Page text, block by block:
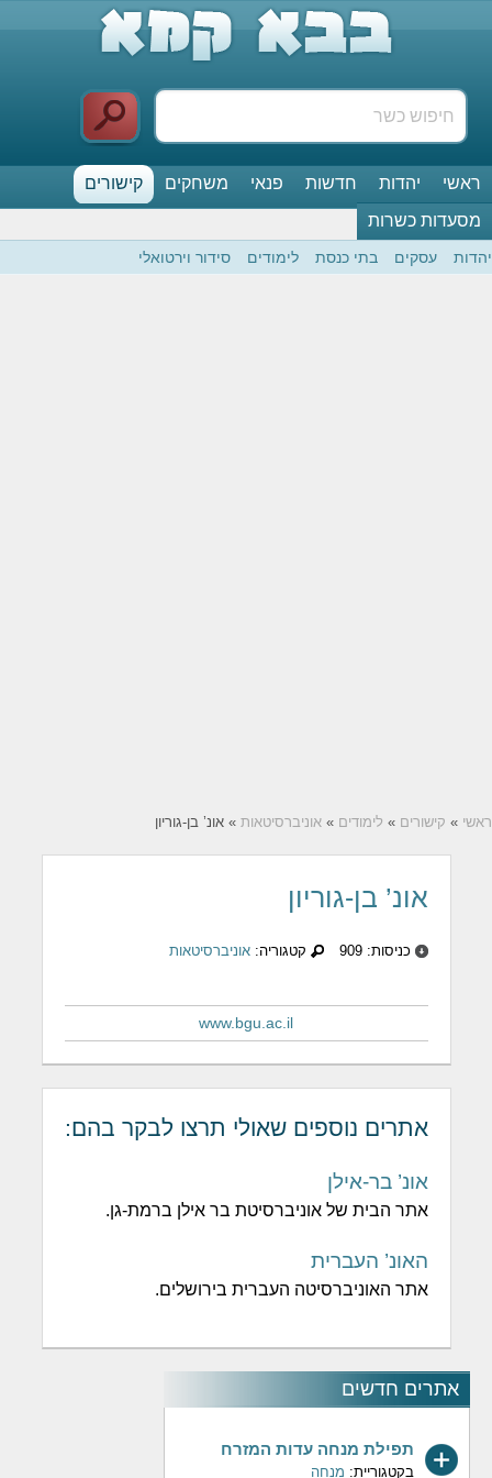
ראשי יהדות חדשות פנאי משחקים
קישורים
מסעדות כשרות
יהדות עסקים בתי כנסת לימודים סידור וירטואלי
ראשי » קישורים » לימודים » אוניברסיטאות » אונ’ בן-גוריון
אתרים חדשים
תפילת מנחה עדות המזרח
בקטגוריית: מנחה
אונ’ בן-גוריון
כניסות: 909 קטגוריה:אוניברסיטאות
www.bgu.ac.il
אתרים נוספים שאולי תרצו לבקר בהם:
אונ’ בר-אילן
אתר הבית של אוניברסיטת בר אילן ברמת-גן.
האונ’ העברית
אתר האוניברסיטה העברית בירושלים.